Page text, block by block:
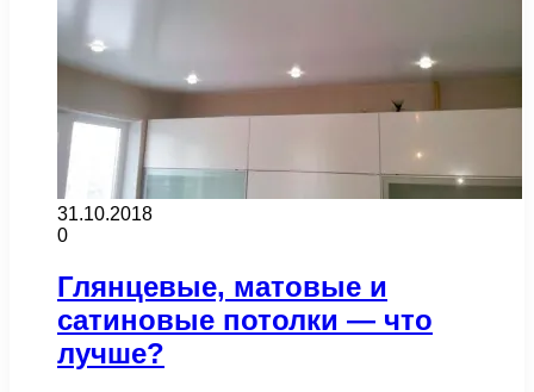
31.10.2018
0
Глянцевые, матовые и
сатиновые потолки — что
лучше?